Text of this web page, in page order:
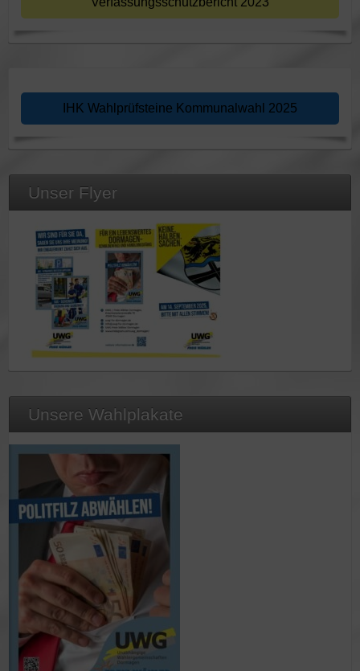
IHK Wahlprüfsteine Kommunalwahl 2025
Unser Flyer
Unsere Wahlplakate